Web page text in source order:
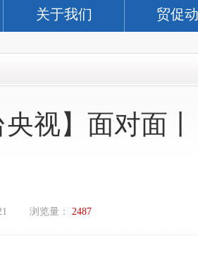
关于我们 贸促
央视】面对面
浏览量：2487